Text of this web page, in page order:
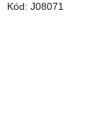
Kód: J08071